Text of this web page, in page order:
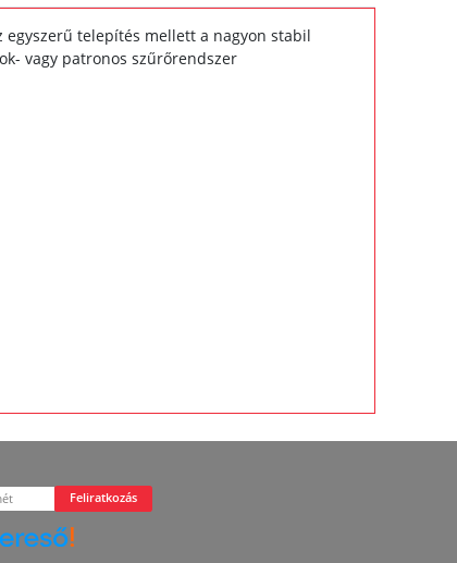
telepítés mellett a nagyon stabil
vagy patronos szűrőrendszer
Feliratkozás